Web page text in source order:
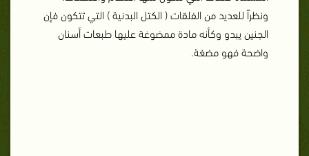
ونظراً للعديد من الفلقات ( الكتل البدنية ) التي تتكون فإن
الجنين يبدو وكأنه مادة ممضوغة عليها طبعات أسنان
واضحة فهو مضغة.